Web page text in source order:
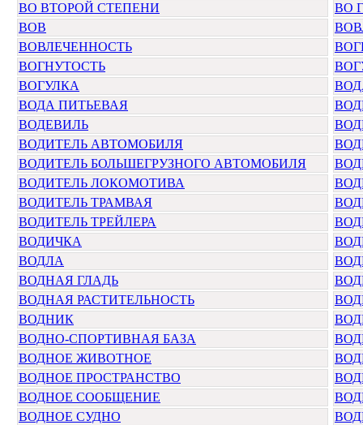
ВО ВТОРОЙ СТЕПЕНИ
ВО
ВОВ
ВОВЛЕЧЕННОСТЬ
ВОГНУТОСТЬ
ВОГУЛКА
ВОДА ПИТЬЕВАЯ
ВОДЕВИЛЬ
ВОДИТЕЛЬ АВТОМОБИЛЯ
ВОДИТЕЛЬ БОЛЬШЕГРУЗНОГО АВТОМОБИЛЯ
ВОДИТЕЛЬ ЛОКОМОТИВА
ВОДИТЕЛЬ ТРАМВАЯ
ВОДИТЕЛЬ ТРЕЙЛЕРА
ВОДИЧКА
ВОДЛА
ВОДНАЯ ГЛАДЬ
ВОДНАЯ РАСТИТЕЛЬНОСТЬ
ВОДНИК
ВОДНО-СПОРТИВНАЯ БАЗА
ВОДНОЕ ЖИВОТНОЕ
ВОДНОЕ ПРОСТРАНСТВО
ВОДНОЕ СООБЩЕНИЕ
ВОДНОЕ СУДНО